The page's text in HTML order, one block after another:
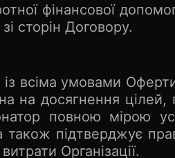
фінансової
сторін Договору.
всіма умовами
на досягнення цілей,
повною мірою
підтверджує
Організації.